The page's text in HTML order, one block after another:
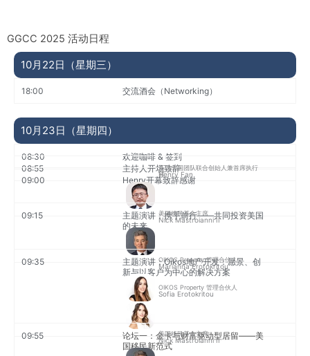
GGCC 2025 活动日程
10月22日（星期三）
18:00 交流酒会（Networking）
10月23日（星期四）
08:30
欢迎咖啡 & 签到
08:55
主持人开场致辞
09:00
Henry开幕致辞感谢
Henry Fan
环球出国团队联合创始人兼首席执行
官
09:15
主题演讲：携手前行——共同投资美国
的未来
Nick Mastroianni II
美国移民基金主席
09:35
主题演讲：Oikos地产开发：愿景、创
新与以客户为中心的解决方案
Marianna Erotokritou
OIKOS Property 管理合伙人
Sofia Erotokritou
OIKOS Property 管理合伙人
09:55
论坛一：金卡与财富驱动型居留——美
国移民新范式
Nick Mastroianni II
美国移民基金主席